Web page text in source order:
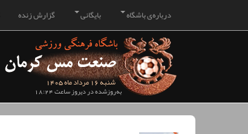
گزارش زنده بایگانی درباره‌ی باشگاه
شنبه 16 مرداد ماه 1405
به‌روزشده در دیروز ساعت 18:24